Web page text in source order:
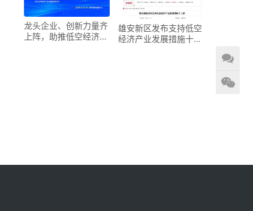
龙头企业、创新力量齐
上阵，助推低空经济进
雄安新区发布支持低空
经济产业发展措施十二